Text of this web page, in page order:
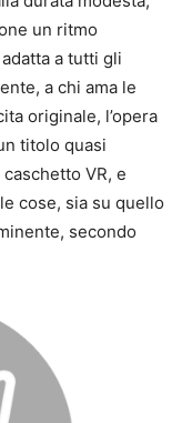
un ritmo
a tutti gli
a chi ama le
originale, l’opera
titolo quasi
VR, e
cose, sia su quello
secondo